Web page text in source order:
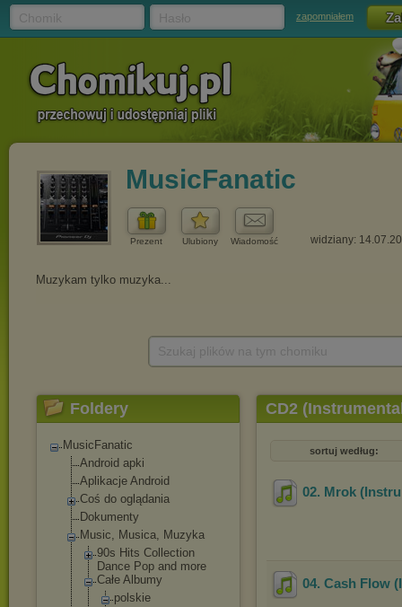
zapomniałem
MusicFanatic
Prezent Ulubiony Wiadomość widziany:
Foldery
MusicFanatic
Android apki
Aplikacje Android
Coś do oglądania
Dokumenty
Music, Musica, Muzyka
90s Hits Collection
Dance Pop and more
Całe Albumy
polskie
CD2
sortuj według:
02. Mrok
04. Cash Flow